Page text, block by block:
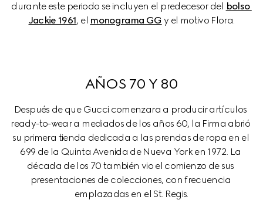
durante este periodo se incluyen el predecesor del bolso
Jackie 1961, el monograma GG y el motivo Flora.
AÑOS 70 Y 80
Después de que Gucci comenzara a producir artículos
ready-to-wear a mediados de los años 60, la Firma abrió
su primera tienda dedicada a las prendas de ropa en el
699 de la Quinta Avenida de Nueva York en 1972. La
década de los 70 también vio el comienzo de sus
presentaciones de colecciones, con frecuencia
emplazadas en el St. Regis.